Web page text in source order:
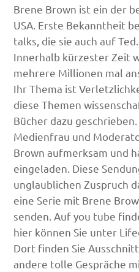
Brene Brown ist ein der
USA. Erste Bekanntheit
talks, die sie auch auf
Innerhalb kürzester Zeit
mehrere Millionen mal
Ihr Thema ist
diese Themen
Bücher dazu
Medienfrau und
Brown aufmerksam und
eingeladen. Diese
unglaublichen Zuspruch
eine Serie mit Brene
senden. Auf you tube
hier können Sie unter
Dort finden Sie
andere tolle Gespräche